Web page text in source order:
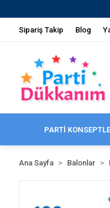
Sipariş Takip Blog
PARTİ
Ana Sayfa Balonlar